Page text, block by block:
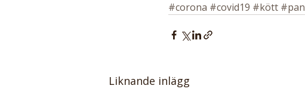
#corona #covid19 #kött
Liknande inlägg